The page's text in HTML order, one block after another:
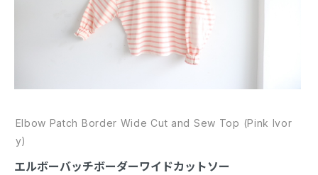
Elbow Patch Border Wide Cut and Sew Top (Pink Ivor
y)
エルボーバッチボーダーワイドカットソー